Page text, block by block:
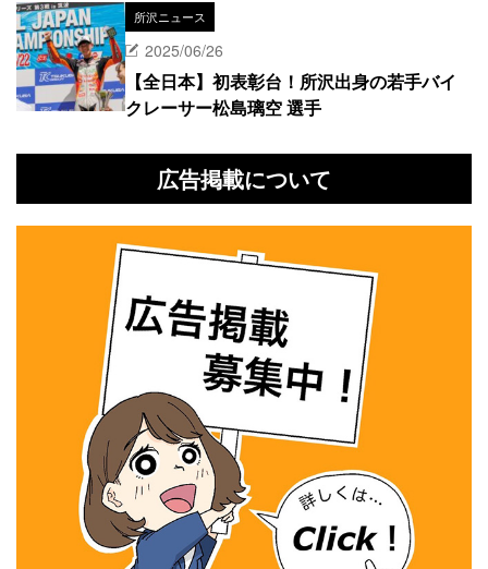
所沢ニュース
2025/06/26
【全日本】初表彰台！所沢出身の若手バイ
クレーサー松島璃空 選手
広告掲載について